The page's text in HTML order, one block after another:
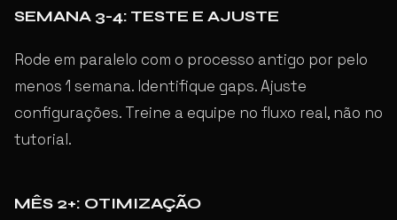
SEMANA 3-4: TESTE E AJUSTE
Rode em paralelo com o processo antigo por pelo
menos 1 semana. Identifique gaps. Ajuste
configurações. Treine a equipe no fluxo real, não no
tutorial.
MÊS 2+: OTIMIZAÇÃO